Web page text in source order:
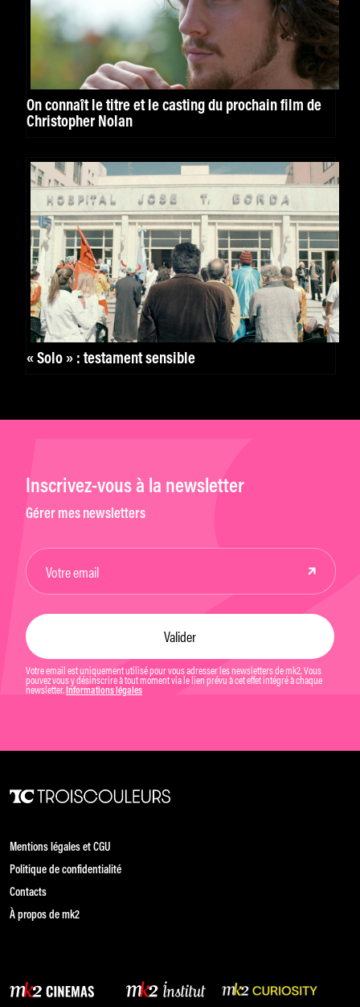
On connaît le titre et le casting du prochain film de
Christopher Nolan
« Solo » : testament sensible
Inscrivez-vous à la newsletter
Gérer mes newsletters
Votre email est uniquement utilisé pour vous adresser les newsletters de mk2. Vous
pouvez vous y désinscrire à tout moment via le lien prévu à cet effet intégré à chaque
newsletter. Informations légales
Mentions légales et CGU
Politique de confidentialité
Contacts
À propos de mk2